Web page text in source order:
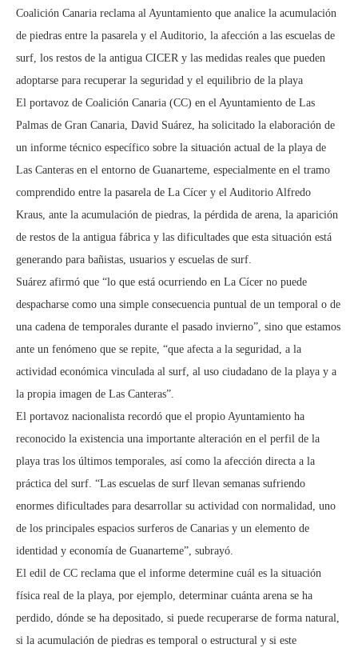
Coalición Canaria reclama al Ayuntamiento que analice la acumulación
de piedras entre la pasarela y el Auditorio, la afección a las escuelas de
surf, los restos de la antigua CICER y las medidas reales que pueden
adoptarse para recuperar la seguridad y el equilibrio de la playa
El portavoz de Coalición Canaria (CC) en el Ayuntamiento de Las
Palmas de Gran Canaria, David Suárez, ha solicitado la elaboración de
un informe técnico específico sobre la situación actual de la playa de
Las Canteras en el entorno de Guanarteme, especialmente en el tramo
comprendido entre la pasarela de La Cícer y el Auditorio Alfredo
Kraus, ante la acumulación de piedras, la pérdida de arena, la aparición
de restos de la antigua fábrica y las dificultades que esta situación está
generando para bañistas, usuarios y escuelas de surf.
Suárez afirmó que “lo que está ocurriendo en La Cícer no puede
despacharse como una simple consecuencia puntual de un temporal o de
una cadena de temporales durante el pasado invierno”, sino que estamos
ante un fenómeno que se repite, “que afecta a la seguridad, a la
actividad económica vinculada al surf, al uso ciudadano de la playa y a
la propia imagen de Las Canteras”.
El portavoz nacionalista recordó que el propio Ayuntamiento ha
reconocido la existencia una importante alteración en el perfil de la
playa tras los últimos temporales, así como la afección directa a la
práctica del surf. “Las escuelas de surf llevan semanas sufriendo
enormes dificultades para desarrollar su actividad con normalidad, uno
de los principales espacios surferos de Canarias y un elemento de
identidad y economía de Guanarteme”, subrayó.
El edil de CC reclama que el informe determine cuál es la situación
física real de la playa, por ejemplo, determinar cuánta arena se ha
perdido, dónde se ha depositado, si puede recuperarse de forma natural,
si la acumulación de piedras es temporal o estructural y si este